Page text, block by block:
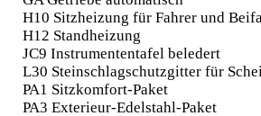
H10 Sitzheizung für Fahrer und
H12 Standheizung
JC9 Instrumententafel beledert
L30 Steinschlagschutzgitter für
PA1 Sitzkomfort-Paket
PA3 Exterieur-Edelstahl-Paket